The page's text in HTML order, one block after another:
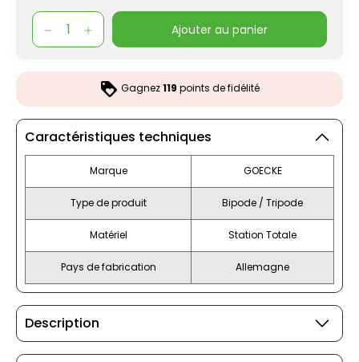
ajouter au panier
Gagnez119 points de fidélité
Caractéristiques techniques
Marque GOECKE
Type de produit Bipode / Tripode
Matériel Station Totale
Pays de fabrication Allemagne
Description